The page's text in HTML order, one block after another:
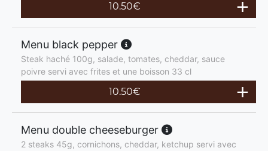
10.50€
Menu black pepper
Steak haché 100g, salade, tomates, cheddar, sauce
poivre servi avec frites et une boisson 33 cl
10.50€
Menu double cheeseburger
2 steaks 45g, cornichons, cheddar, ketchup servi avec